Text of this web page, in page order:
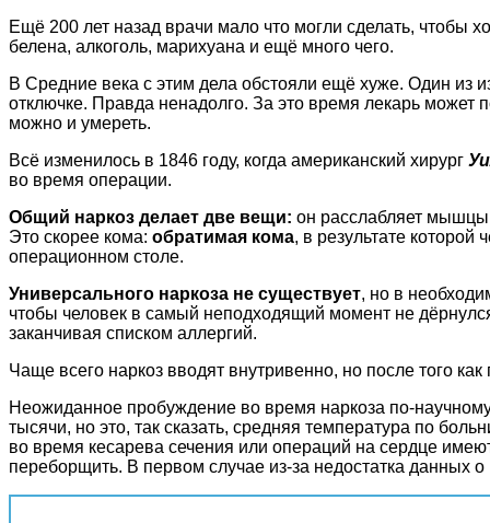
Ещё 200 лет назад врачи мало что могли сделать, чтобы
белена, алкоголь, марихуана и ещё много чего.
В Средние века с этим дела обстояли ещё хуже. Один
отключке. Правда ненадолго. За это время лекарь может
можно и умереть.
Всё изменилось в 1846 году, когда американский хирург
во время операции.
Общий наркоз делает две вещи: он расслабляет мышцы
Это скорее кома: обратимая кома, в результате которой
операционном столе.
Универсального наркоза не существует, но в
чтобы человек в самый неподходящий момент не
заканчивая списком аллергий.
Чаще всего наркоз вводят внутривенно, но после того
Неожиданное пробуждение во время наркоза по-
тысячи, но это, так сказать, средняя температура по
во время кесарева сечения или операций на сердце
переборщить. В первом случае из-за недостатка данных